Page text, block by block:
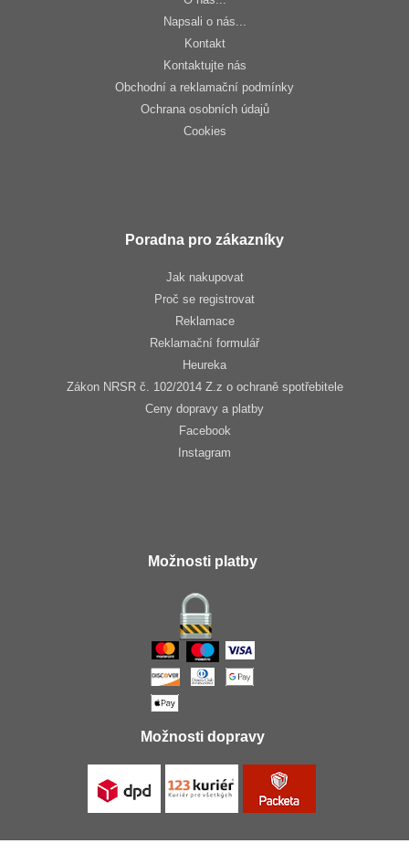
Napsali o nás...
Kontakt
Kontaktujte nás
Obchodní a reklamační podmínky
Ochrana osobních údajů
Cookies
Poradna pro zákazníky
Jak nakupovat
Proč se registrovat
Reklamace
Reklamační formulář
Heureka
Zákon NRSR č. 102/2014 Z.z o ochraně spotřebitele
Ceny dopravy a platby
Facebook
Instagram
Možnosti platby
Možnosti dopravy